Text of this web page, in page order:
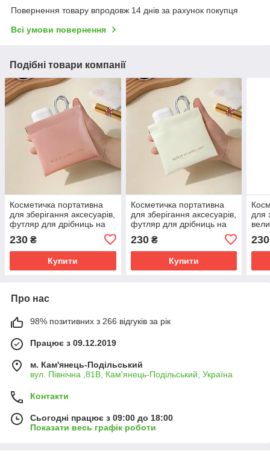
Повернення товару впродовж 14 днів за рахунок покупця
Всі умови повернення
Подібні товари компанії
Косметичка портативна
для зберігання аксесуарів,
футляр для дрібниць на
магнітній застібці, рожевий
230 ₴
Купити
Косметичка портативна
для зберігання аксесуарів,
футляр для дрібниць на
230₴
Купити
для
230
Про нас
98% позитивних з 266 відгуків за рік
Працює з 09.12.2019
м. Кам'янець-Подільський
вул. Північна ,81В, Кам'янець-Подільський, Україна
Контакти
Сьогодні працює з 09:00 до 18:00
Показати весь графік роботи